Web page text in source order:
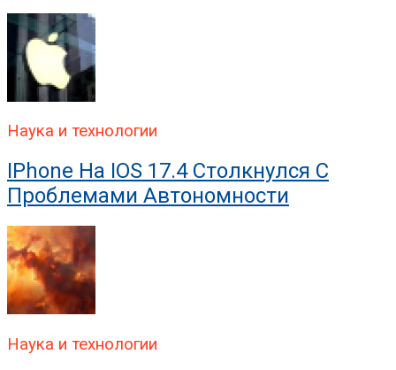
Наука и технологии
IPhone На IOS 17.4 Столкнулся С
Проблемами Автономности
Наука и технологии